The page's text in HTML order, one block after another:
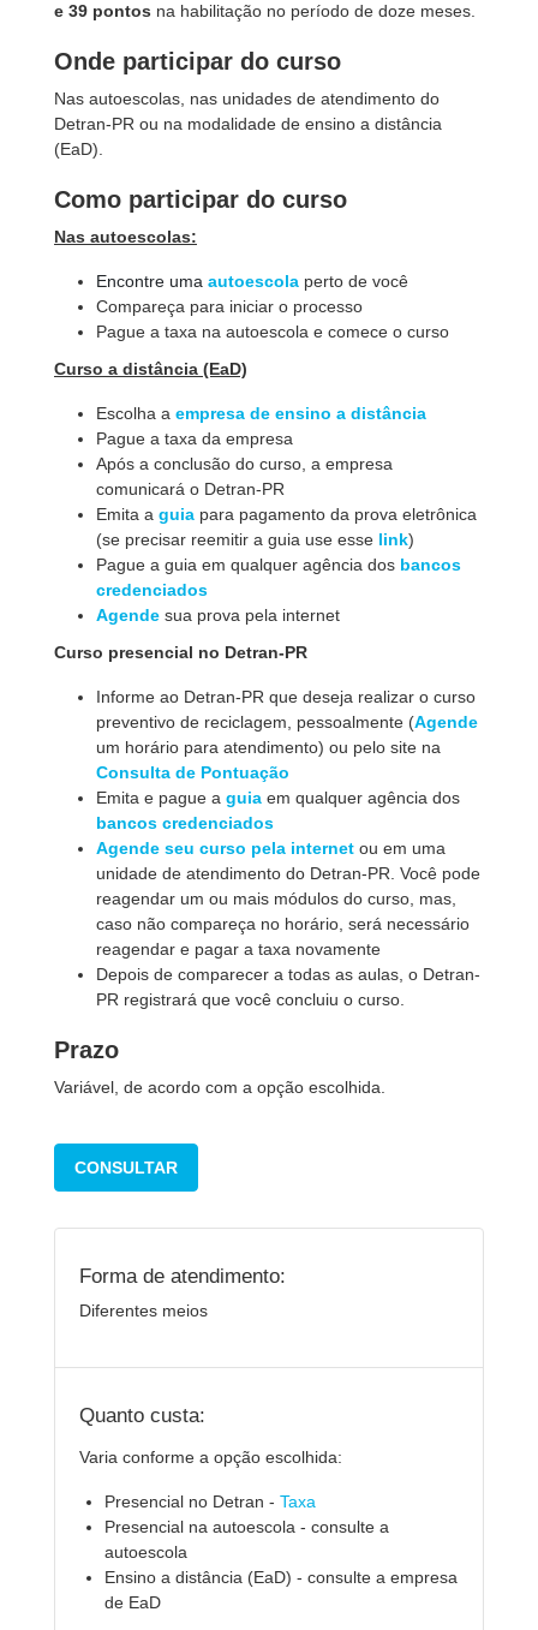
e 39 pontos na habilitação no período de doze meses.
Onde participar do curso
Nas autoescolas, nas unidades de atendimento do
Detran-PR ou na modalidade de ensino a distância
(EaD).
Como participar do curso
Nas autoescolas:
Encontre uma autoescola perto de você
Compareça para iniciar o processo
Pague a taxa na autoescola e comece o curso
Curso a distância (EaD)
Escolha a empresa de ensino a distância
Pague a taxa da empresa
Após a conclusão do curso, a empresa
comunicará o Detran-PR
Emita a guia para pagamento da prova eletrônica
(se precisar reemitir a guia use esse link)
Pague a guia em qualquer agência dos bancos
credenciados
Agende sua prova pela internet
Curso presencial no Detran-PR
Informe ao Detran-PR que deseja realizar o curso
preventivo de reciclagem, pessoalmente (Agende
um horário para atendimento) ou pelo site na
Consulta de Pontuação
Emita e pague a guia em qualquer agência dos
bancos credenciados
Agende seu curso pela internet ou em uma
unidade de atendimento do Detran-PR. Você pode
reagendar um ou mais módulos do curso, mas,
caso não compareça no horário, será necessário
reagendar e pagar a taxa novamente
Depois de comparecer a todas as aulas, o Detran-
PR registrará que você concluiu o curso.
Prazo
Variável, de acordo com a opção escolhida.
CONSULTAR
Forma de atendimento:
Diferentes meios
Quanto custa:
Varia conforme a opção escolhida:
Presencial no Detran -Taxa
Presencial na autoescola - consulte a
autoescola
Ensino a distância (EaD) - consulte a empresa
de EaD